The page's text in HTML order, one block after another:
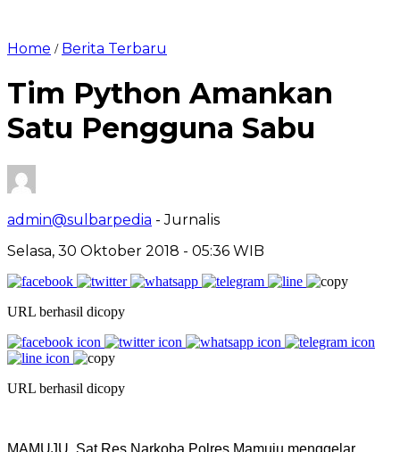
Home / Berita Terbaru
Tim Python Amankan
Satu Pengguna Sabu
admin@sulbarpedia - Jurnalis
Selasa, 30 Oktober 2018 - 05:36 WIB
URL berhasil dicopy
URL berhasil dicopy
MAMUJU, Sat Res Narkoba Polres Mamuju menggelar